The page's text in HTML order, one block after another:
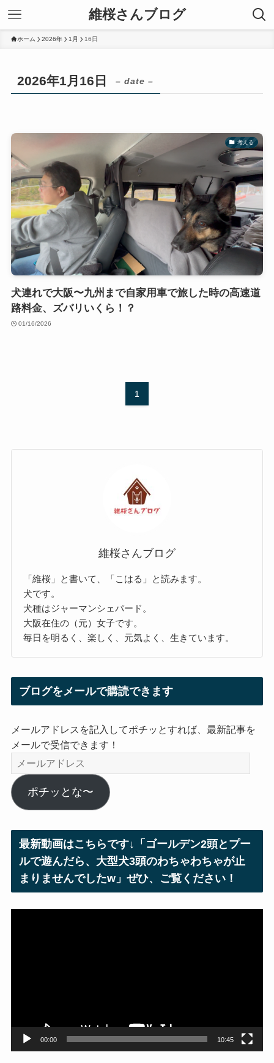
維桜さんブログ
ホーム 2026年 1月 16日
2026年1月16日 – date –
考える
犬連れで大阪〜九州まで自家用車で旅した時の高速道
路料金、ズバリいくら！？
01/16/2026
1
維桜さんブログ
「維桜」と書いて、「こはる」と読みます。
犬です。
犬種はジャーマンシェパード。
大阪在住の（元）女子です。
毎日を明るく、楽しく、元気よく、生きています。
ブログをメールで購読できます
メールアドレスを記入してポチッとすれば、最新記事を
メールで受信できます！
メ
ー
ル
ア
ス
ポチッとな〜
最新動画はこちらです↓「ゴールデン2頭とプー
ルで遊んだら、大型犬3頭のわちゃわちゃが止
まりませんでしたw」ぜひ、ご覧ください！
00:00 10:45